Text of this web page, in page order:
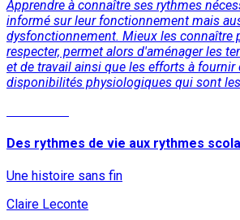
Apprendre à connaître ses rythmes
informé sur leur fonctionnement mais
dysfonctionnement. Mieux les connaître
respecter, permet alors d'aménager les
et de travail ainsi que les efforts à
disponibilités physiologiques qui sont
Des rythmes de vie aux rythmes
Une histoire sans fin
Claire Leconte